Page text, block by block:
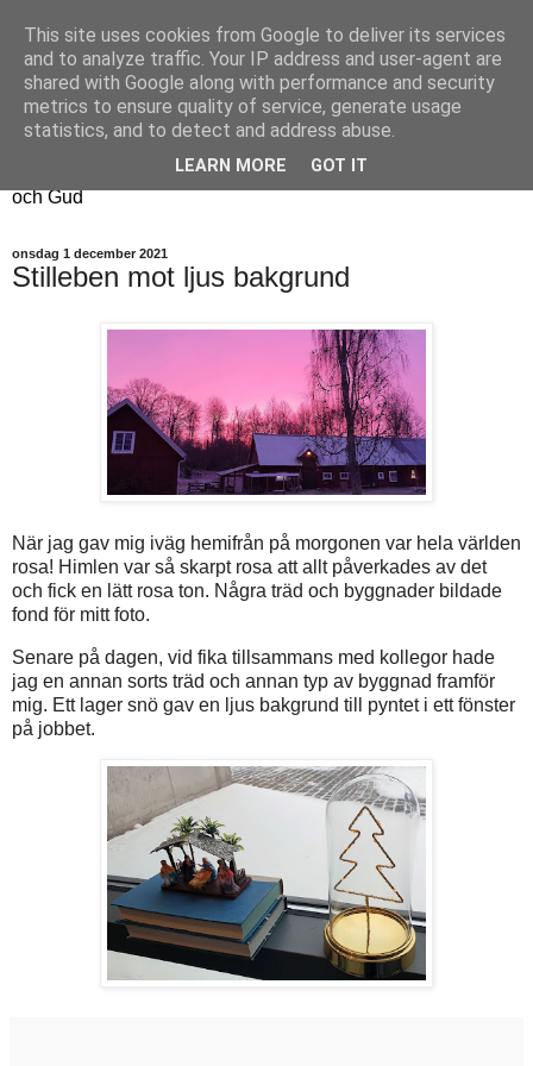
Fyren
Fyren finns för att sprida ljus i mörkret
För att påminna om guldkanterna i tillvaron
Här samsas jakt, hantverk, odling, och andra tankar om livet
och Gud
onsdag 1 december 2021
Stilleben mot ljus bakgrund
När jag gav mig iväg hemifrån på morgonen var hela världen
rosa! Himlen var så skarpt rosa att allt påverkades av det
och fick en lätt rosa ton. Några träd och byggnader bildade
fond för mitt foto.
Senare på dagen, vid fika tillsammans med kollegor hade
jag en annan sorts träd och annan typ av byggnad framför
mig. Ett lager snö gav en ljus bakgrund till pyntet i ett fönster
på jobbet.
This site uses cookies from Google to deliver its services
and to analyze traffic. Your IP address and user-agent are
shared with Google along with performance and security
metrics to ensure quality of service, generate usage
statistics, and to detect and address abuse.
LEARN MORE GOT IT